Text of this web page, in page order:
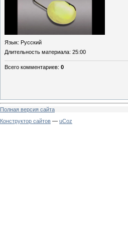
Язык: Русский
Длительность материала: 25:00
Всего комментариев: 0
Полная версия сайта
Конструктор сайтов — uCoz